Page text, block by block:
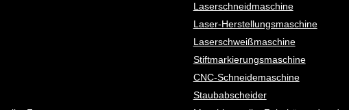
Laserschneidmaschine
Laser-Herstellungsmaschine
Laserschweißmaschine
Stiftmarkierungsmaschine
CNC-Schneidemaschine
Staubabscheider